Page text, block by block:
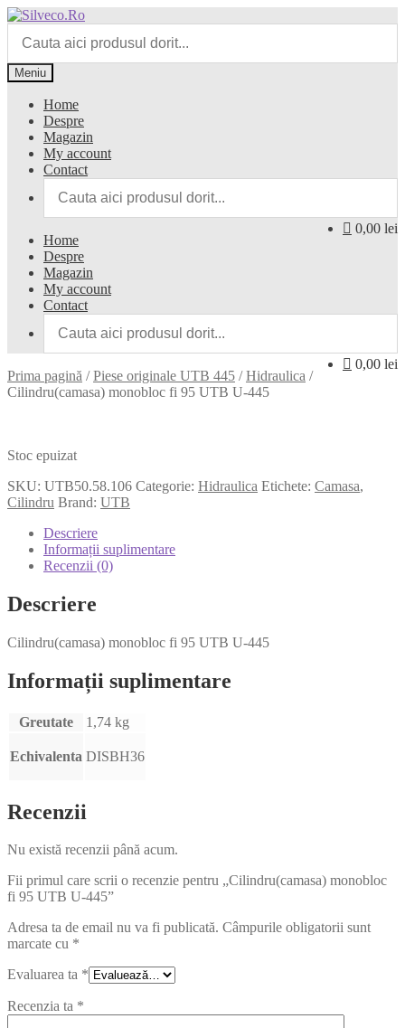
Meniu
Home
Despre
Magazin
My account
Contact
0,00 lei
Home
Despre
Magazin
My account
Contact
0,00 lei
Prima pagină /Piese originale UTB 445 /Hidraulica /
Cilindru(camasa) monobloc fi 95 UTB U-445
Stoc epuizat
SKU: UTB50.58.106 Categorie: Hidraulica Etichete: Camasa,
Cilindru Brand: UTB
Descriere
Informații suplimentare
Recenzii (0)
Descriere
Cilindru(camasa) monobloc fi 95 UTB U-445
Informații suplimentare
Greutate 1,74 kg
Echivalenta DISBH36
Recenzii
Nu există recenzii până acum.
Fii primul care scrii o recenzie pentru „Cilindru(camasa) monobloc
fi 95 UTB U-445”
Adresa ta de email nu va fi publicată. Câmpurile obligatorii sunt
marcate cu *
Evaluarea ta *
Recenzia ta *